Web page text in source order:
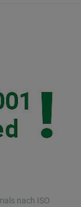
nach ISO